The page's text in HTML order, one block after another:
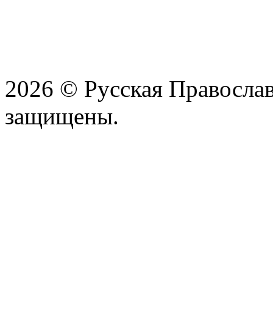
2026 © Русская
защищены.